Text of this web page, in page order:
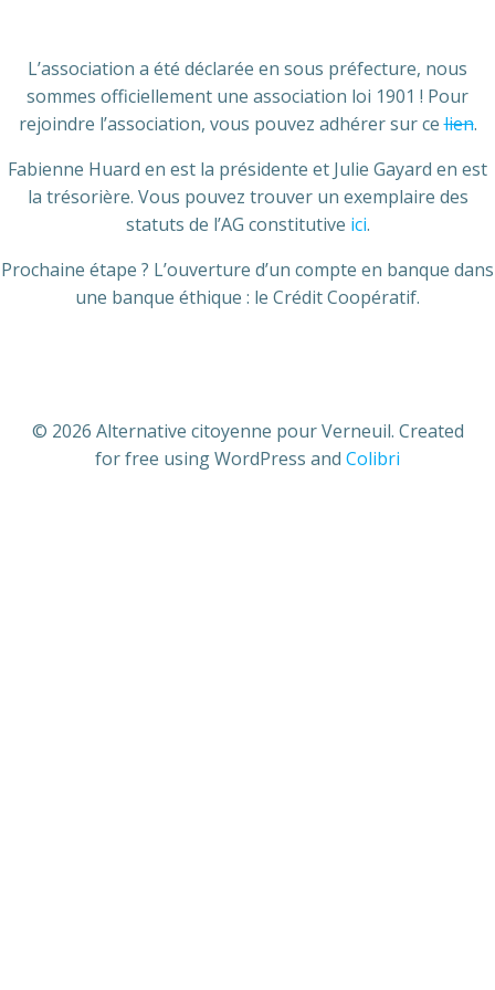
contenu
L’association a été déclarée en sous préfecture, nous
sommes officiellement une association loi 1901 ! Pour
rejoindre l’association, vous pouvez adhérer sur celien.
Fabienne Huard en est la présidente et Julie Gayard en est
la trésorière. Vous pouvez trouver un exemplaire des
statuts de l’AG constitutive ici.
Prochaine étape ? L’ouverture d’un compte en banque dans
une banque éthique : le Crédit Coopératif.
© 2026 Alternative citoyenne pour Verneuil. Created
for free using WordPress and Colibri